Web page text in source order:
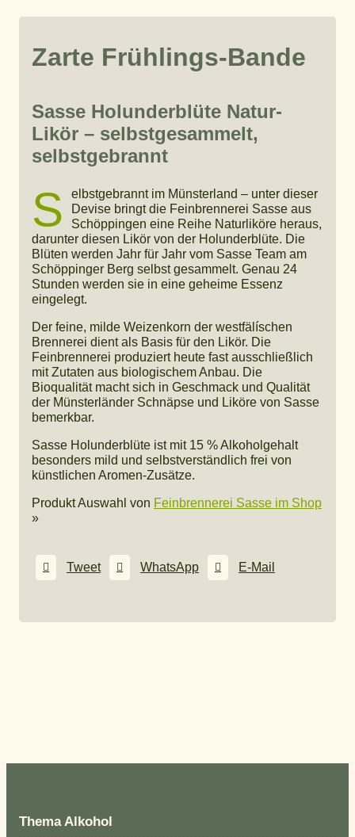
Zarte Frühlings-Bande
Sasse Holunderblüte Natur-
Likör – selbstgesammelt,
selbstgebrannt
S
elbstgebrannt im Münsterland – unter dieser
Devise bringt die Feinbrennerei Sasse aus
Schöppingen eine Reihe Naturliköre heraus,
darunter diesen Likör von der Holunderblüte. Die
Blüten werden Jahr für Jahr vom Sasse Team am
Schöppinger Berg selbst gesammelt. Genau 24
Stunden werden sie in eine geheime Essenz
eingelegt.
Der feine, milde Weizenkorn der westfälíschen
Brennerei dient als Basis für den Likör. Die
Feinbrennerei produziert heute fast ausschließlich
mit Zutaten aus biologischem Anbau. Die
Bioqualität macht sich in Geschmack und Qualität
der Münsterländer Schnäpse und Liköre von Sasse
bemerkbar.
Sasse Holunderblüte ist mit 15 % Alkoholgehalt
besonders mild und selbstverständlich frei von
künstlichen Aromen-Zusätze.
Produkt Auswahl von Feinbrennerei Sasse im Shop
»
Tweet WhatsApp E-Mail
Thema Alkohol